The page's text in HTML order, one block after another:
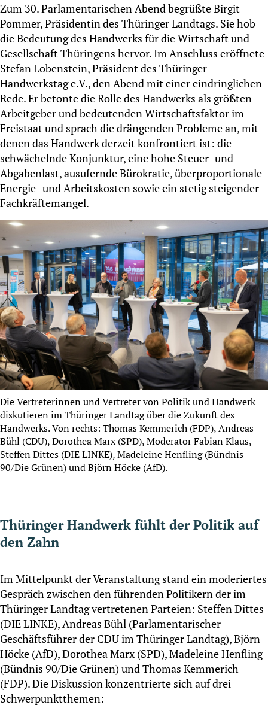
Zum 30. Parlamentarischen Abend begrüßte Birgit
Pommer, Präsidentin des Thüringer Landtags. Sie hob
die Bedeutung des Handwerks für die Wirtschaft und
Gesellschaft Thüringens hervor. Im Anschluss eröffnete
Stefan Lobenstein, Präsident des Thüringer
Handwerkstag e.V., den Abend mit einer eindringlichen
Rede. Er betonte die Rolle des Handwerks als größten
Arbeitgeber und bedeutenden Wirtschaftsfaktor im
Freistaat und sprach die drängenden Probleme an, mit
denen das Handwerk derzeit konfrontiert ist: die
schwächelnde Konjunktur, eine hohe Steuer- und
Abgabenlast, ausufernde Bürokratie, überproportionale
Energie- und Arbeitskosten sowie ein stetig steigender
Fachkräftemangel.
Die Vertreterinnen und Vertreter von Politik und Handwerk
diskutieren im Thüringer Landtag über die Zukunft des
Handwerks. Von rechts: Thomas Kemmerich (FDP), Andreas
Bühl (CDU), Dorothea Marx (SPD), Moderator Fabian Klaus,
Steffen Dittes (DIE LINKE), Madeleine Henfling (Bündnis
90/Die Grünen) und Björn Höcke (AfD).
Thüringer Handwerk fühlt der Politik auf
den Zahn
Im Mittelpunkt der Veranstaltung stand ein moderiertes
Gespräch zwischen den führenden Politikern der im
Thüringer Landtag vertretenen Parteien: Steffen Dittes
(DIE LINKE), Andreas Bühl (Parlamentarischer
Geschäftsführer der CDU im Thüringer Landtag), Björn
Höcke (AfD), Dorothea Marx (SPD), Madeleine Henfling
(Bündnis 90/Die Grünen) und Thomas Kemmerich
(FDP). Die Diskussion konzentrierte sich auf drei
Schwerpunktthemen: